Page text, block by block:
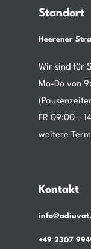
Standort
Heerener
Wir sind für
Mo-Do von
FR 09:00 –
weitere
Kontakt
+49 2307